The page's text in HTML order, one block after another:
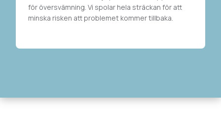
för översvämning. Vi spolar hela sträckan för att
minska risken att problemet kommer tillbaka.